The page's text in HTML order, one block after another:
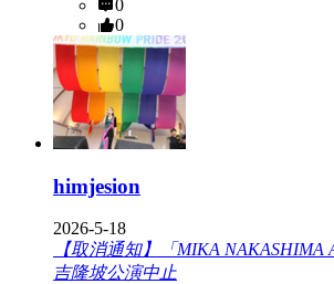
0
0
himjesion
2026-5-18
【取消通知】「MIKA NAKASHIMA
吉隆坡公演中止